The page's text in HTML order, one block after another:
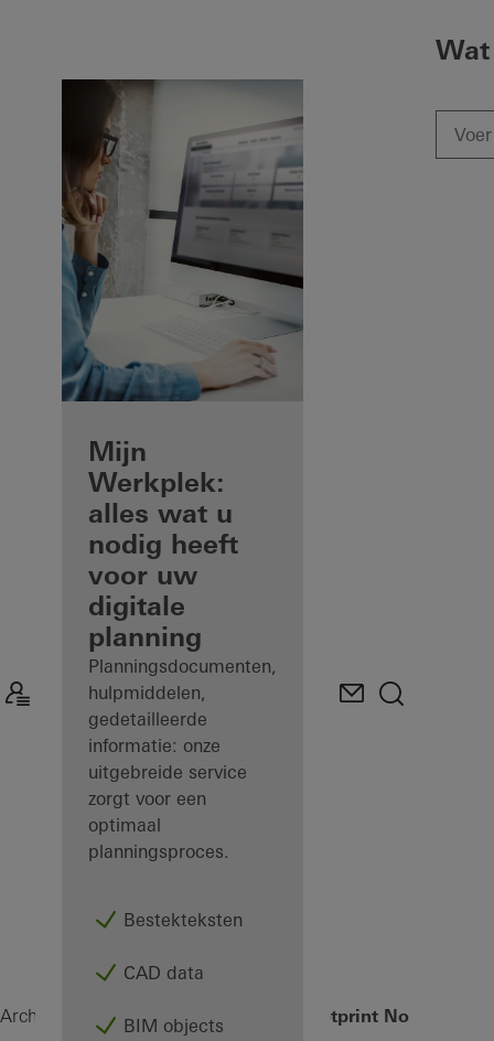
Voordelen voor
u als
geregistreerd
architect
Ontdek
Mijn
Werkplek
Mijn
Werkplek:
alles wat u
nodig heeft
voor uw
digitale
planning
Planningsdocumenten,
hulpmiddelen,
gedetailleerde
informatie: onze
uitgebreide service
zorgt voor een
optimaal
planningsproces.
Bestekteksten
CAD data
BIM objects
Architecten Schüco Footprint Schüco Footprint Noordkade